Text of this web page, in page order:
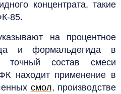
концентрата, такие
85.
на процентное
и формальдегида в
точный состав смеси
находит применение в
смол, производстве